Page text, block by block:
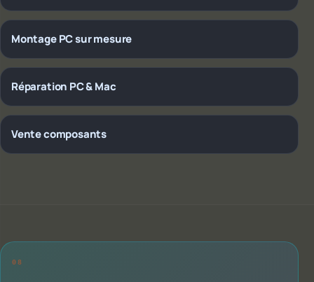
Montage PC sur mesure
Réparation PC & Mac
Vente composants